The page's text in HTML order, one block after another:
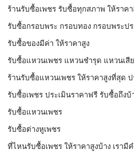
ร้านรับซื้อเพชร รับซื้อทุกสภาพ ให้ราคา
รับซื้อกรอบพระ กรอบทอง กรอบพระป
รับซื้อของมีค่า ให้ราคาสูง
รับซื้อแหวนเพชร แหวนชำรุด แหวนเสี
ร้านรับซื้อแหวนเพชร ให้ราคาสูงที่สุด
รับซื้อเพชร ประเมินราคาฟรี รับซื้อถึงบ้
รับซื้อแหวนเพชร
รับซื้อต่างหูเพชร
ที่ไหนรับซื้อเพชร ให้ราคาสูงบ้าง เรามี